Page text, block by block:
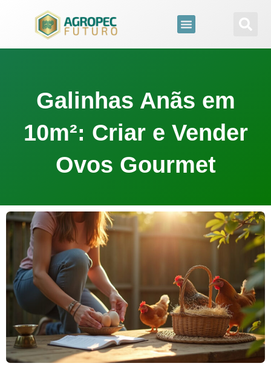
conteúdo
Galinhas Anãs em
10m²: Criar e Vender
Ovos Gourmet